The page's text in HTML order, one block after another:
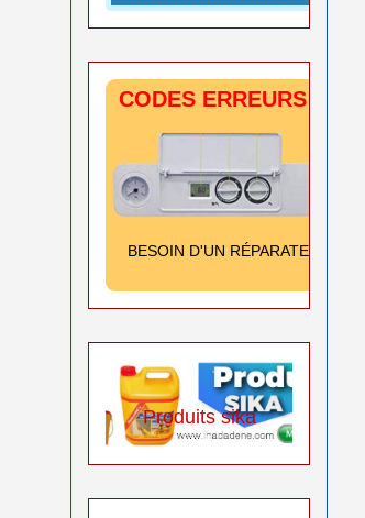
CODES ERREURS
BESOIN D'UN RÉPARATEUR
Produits sika Accessoires sanitaire